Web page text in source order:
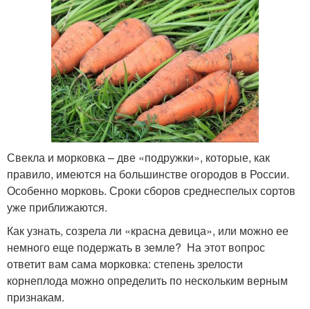
Свекла и морковка – две «подружки», которые, как
правило, имеются на большинстве огородов в России.
Особенно морковь. Сроки сборов среднеспелых сортов
уже приближаются.
Как узнать, созрела ли «красна девица», или можно ее
немного еще подержать в земле? На этот вопрос
ответит вам сама морковка: степень зрелости
корнеплода можно определить по нескольким верным
признакам.